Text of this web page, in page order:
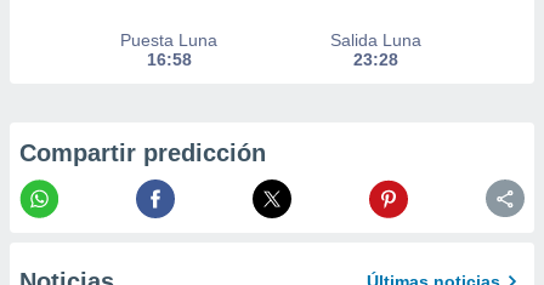
perfiles
Puesta Luna
16:58
Salida Luna
23:28
Compartir predicción